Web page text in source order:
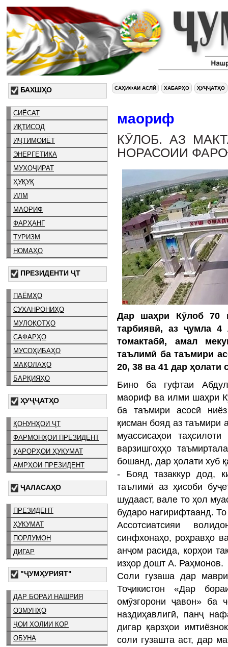
БАХШҲО
СИЁСАТ
ИҚТИСОД
ИҶТИМОИЁТ
ЭНЕРГЕТИКА
МУҲОҶИРАТ
ҲУҚУҚ
ИЛМ
МАОРИФ
ФАРҲАНГ
ТУРИЗМ
НОМАҲО
ПРЕЗИДЕНТИ ҶТ
ПАЁМҲО
СУХАНРОНИҲО
МУЛОҚОТҲО
САФАРҲО
МУСОҲИБАҲО
МАҚОЛАҲО
БАРҚИЯҲО
ҲУҶҶАТҲО
ҚОНУНҲОИ ҶТ
ФАРМОНҲОИ ПРЕЗИДЕНТ
ҚАРОРҲОИ ҲУКУМАТ
АМРҲОИ ПРЕЗИДЕНТ
ҶАЛАСАҲО
ПРЕЗИДЕНТ
ҲУКУМАТ
ПОРЛУМОН
ДИГАР
"ҶУМҲУРИЯТ"
ДАР БОРАИ НАШРИЯ
ОЗМУНҲО
ҶОИ ХОЛИИ КОР
ОБУНА
САҲИФАИ АСЛӢ ХАБАРҲО ҲУҶҶАТҲО
маориф
КӮЛОБ. АЗ
НОРАСОИИ
Дар шаҳри Кӯлоб 70
тарбиявӣ, аз ҷумла 4
томактабӣ, амал
таълимӣ ба таъмири
20, 38 ва 41 дар ҳолати
Бино ба гуфтаи
маориф ва илми шаҳри
ба таъмири асосӣ
қисман бояд аз таъмири
муассисаҳои
варзишгоҳҳо
бошанд, дар ҳолати хуб
- Бояд тазаккур дод,
таълимӣ аз ҳисоби
шудааст, вале то ҳол
бударо нагирифтаанд.
Ассотсиатсияи
синфхонаҳо, роҳравҳо
анҷом расида, корҳои
изҳор дошт А. Раҳмонов.
Соли гузаша дар
Тоҷикистон «Дар
омӯзгорони ҷавон» ба
наздиҳавлигӣ, панҷ
дигар қарзҳои
соли гузашта аст, дар